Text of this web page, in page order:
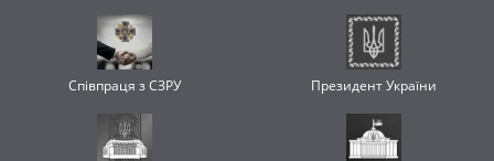
Співпраця з СЗРУ Президент України